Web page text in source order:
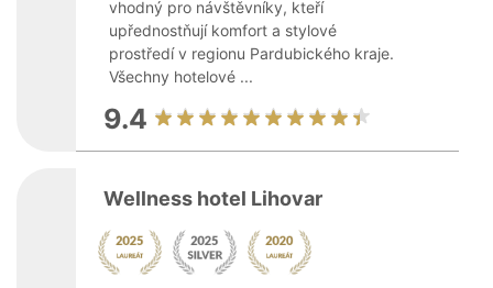
vhodný pro návštěvníky, kteří
upřednostňují komfort a stylové
prostředí v regionu Pardubického kraje.
Všechny hotelové ...
9.4
Wellness hotel Lihovar